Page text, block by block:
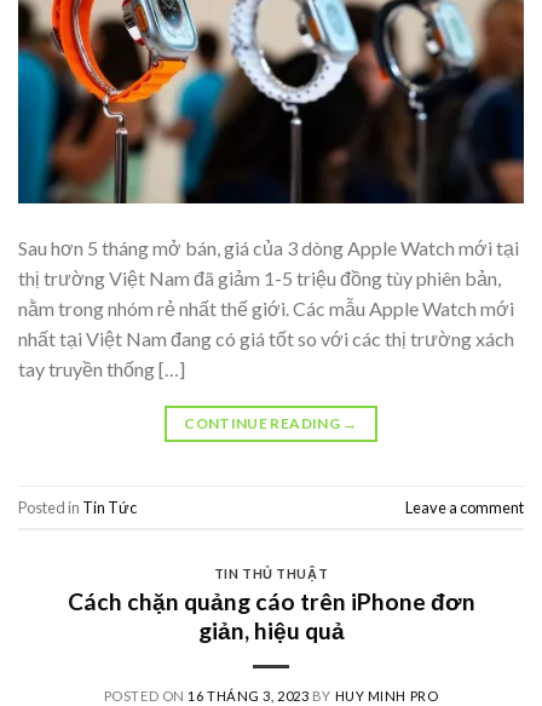
Sau hơn 5 tháng mở bán, giá của 3 dòng Apple Watch mới tại
thị trường Việt Nam đã giảm 1-5 triệu đồng tùy phiên bản,
nằm trong nhóm rẻ nhất thế giới. Các mẫu Apple Watch mới
nhất tại Việt Nam đang có giá tốt so với các thị trường xách
tay truyền thống […]
CONTINUE READING →
Posted in Tin Tức Leave a comment
TIN THỦ THUẬT
Cách chặn quảng cáo trên iPhone đơn
giản, hiệu quả
POSTED ON 16 THÁNG 3, 2023 BY HUY MINH PRO